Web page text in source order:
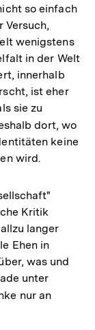
so einfach
Versuch,
wenigstens
in der Welt
innerhalb
ist eher
sie zu
dort, wo
keine
wird.
Kritik
langer
Ehen in
was und
unter
nur an